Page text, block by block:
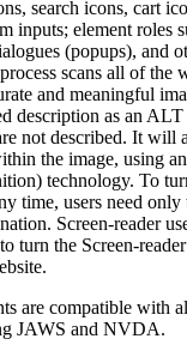
search icons, cart
inputs; element roles
(popups), and
scans all of the
and meaningful
description as an
not described. It will
the image, using
technology. To
time, users need only
Screen-reader
turn the Screen-
are compatible with
JAWS and NVDA.